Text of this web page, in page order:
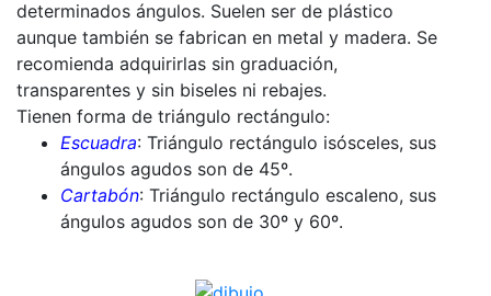
determinados ángulos. Suelen ser de plástico
aunque también se fabrican en metal y madera. Se
recomienda adquirirlas sin graduación,
transparentes y sin biseles ni rebajes.
Tienen forma de triángulo rectángulo:
Escuadra: Triángulo rectángulo isósceles, sus
ángulos agudos son de 45º.
Cartabón: Triángulo rectángulo escaleno, sus
ángulos agudos son de 30º y 60º.